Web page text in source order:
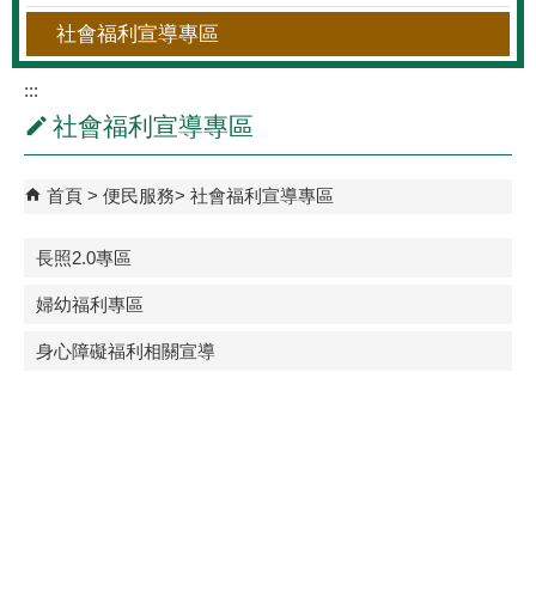
社會福利宣導專區
:::
社會福利宣導專區
首頁 便民服務 社會福利宣導專區
長照2.0專區
婦幼福利專區
身心障礙福利相關宣導